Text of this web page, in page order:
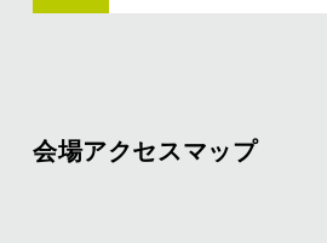
会場アクセスマップ